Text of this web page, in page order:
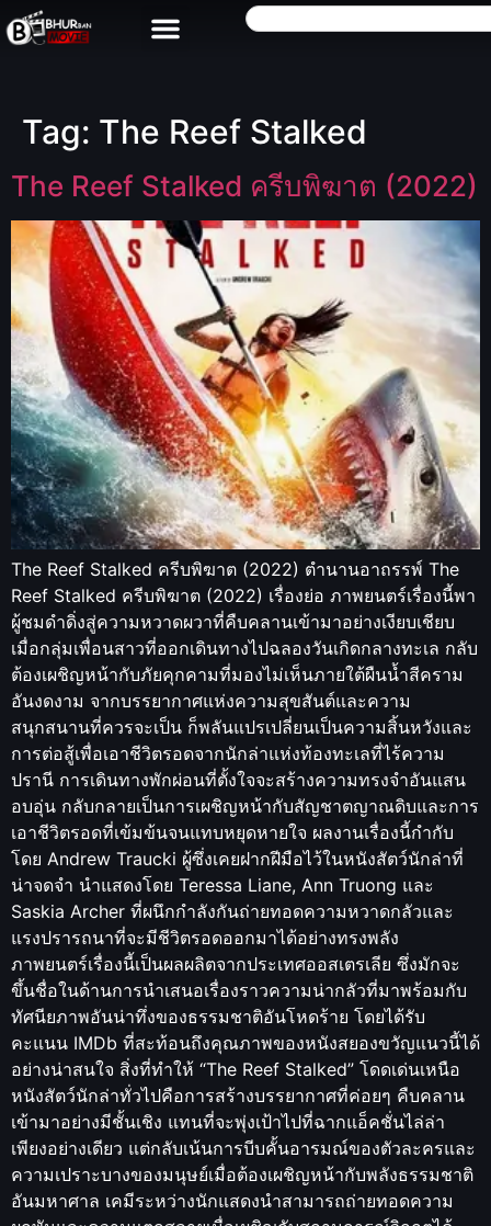
Tag: The Reef Stalked
The Reef Stalked ครีบพิฆาต (2022)
The Reef Stalked ครีบพิฆาต (2022) ตำนานอาถรรพ์ The
Reef Stalked ครีบพิฆาต (2022) เรื่องย่อ ภาพยนตร์เรื่องนี้พา
ผู้ชมดำดิ่งสู่ความหวาดผวาที่คืบคลานเข้ามาอย่างเงียบเชียบ
เมื่อกลุ่มเพื่อนสาวที่ออกเดินทางไปฉลองวันเกิดกลางทะเล กลับ
ต้องเผชิญหน้ากับภัยคุกคามที่มองไม่เห็นภายใต้ผืนน้ำสีคราม
อันงดงาม จากบรรยากาศแห่งความสุขสันต์และความ
สนุกสนานที่ควรจะเป็น ก็พลันแปรเปลี่ยนเป็นความสิ้นหวังและ
การต่อสู้เพื่อเอาชีวิตรอดจากนักล่าแห่งท้องทะเลที่ไร้ความ
ปรานี การเดินทางพักผ่อนที่ตั้งใจจะสร้างความทรงจำอันแสน
อบอุ่น กลับกลายเป็นการเผชิญหน้ากับสัญชาตญาณดิบและการ
เอาชีวิตรอดที่เข้มข้นจนแทบหยุดหายใจ ผลงานเรื่องนี้กำกับ
โดย Andrew Traucki ผู้ซึ่งเคยฝากฝีมือไว้ในหนังสัตว์นักล่าที่
น่าจดจำ นำแสดงโดย Teressa Liane, Ann Truong และ
Saskia Archer ที่ผนึกกำลังกันถ่ายทอดความหวาดกลัวและ
แรงปรารถนาที่จะมีชีวิตรอดออกมาได้อย่างทรงพลัง
ภาพยนตร์เรื่องนี้เป็นผลผลิตจากประเทศออสเตรเลีย ซึ่งมักจะ
ขึ้นชื่อในด้านการนำเสนอเรื่องราวความน่ากลัวที่มาพร้อมกับ
ทัศนียภาพอันน่าทึ่งของธรรมชาติอันโหดร้าย โดยได้รับ
คะแนน IMDb ที่สะท้อนถึงคุณภาพของหนังสยองขวัญแนวนี้ได้
อย่างน่าสนใจ สิ่งที่ทำให้ “The Reef Stalked” โดดเด่นเหนือ
หนังสัตว์นักล่าทั่วไปคือการสร้างบรรยากาศที่ค่อยๆ คืบคลาน
เข้ามาอย่างมีชั้นเชิง แทนที่จะพุ่งเป้าไปที่ฉากแอ็คชั่นไล่ล่า
เพียงอย่างเดียว แต่กลับเน้นการบีบคั้นอารมณ์ของตัวละครและ
ความเปราะบางของมนุษย์เมื่อต้องเผชิญหน้ากับพลังธรรมชาติ
อันมหาศาล เคมีระหว่างนักแสดงนำสามารถถ่ายทอดความ